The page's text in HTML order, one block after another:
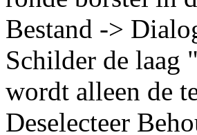
Bestand ->
Schilder de laag
wordt alleen de
Deselecteer